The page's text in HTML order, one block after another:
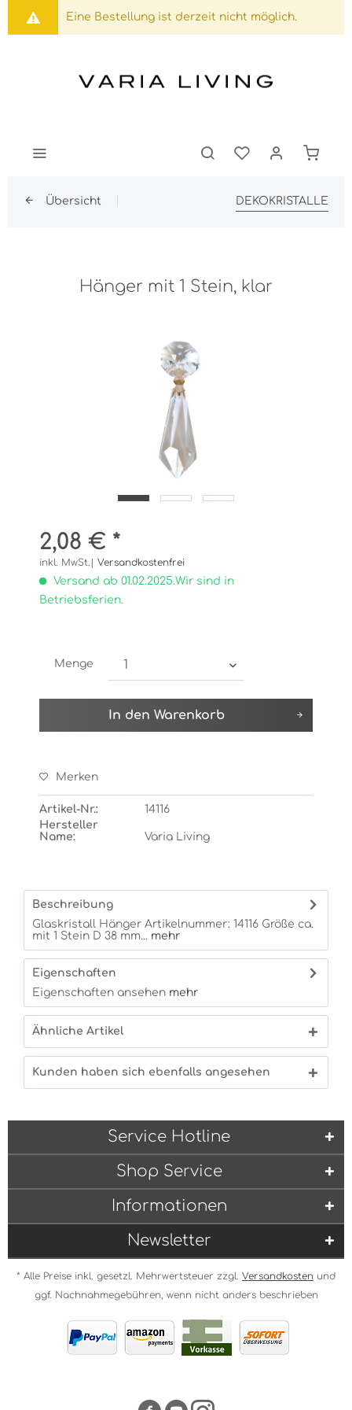
Eine Bestellung ist derzeit nicht möglich.
Übersicht DEKOKRISTALLE
Hänger mit 1 Stein, klar
2,08 € *
inkl. MwSt.| Versandkostenfrei
Versand ab 01.02.2025.Wir sind in
Betriebsferien.
Menge
In den Warenkorb
Merken
Artikel-Nr.:
14116
Hersteller
Name:
Varia Living
Beschreibung
Glaskristall Hänger Artikelnummer: 14116 Größe ca.
mit 1 Stein D 38 mm... mehr
Eigenschaften
Eigenschaften ansehen mehr
Ähnliche Artikel
Kunden haben sich ebenfalls angesehen
Service Hotline
Shop Service
Informationen
Newsletter
* Alle Preise inkl. gesetzl. Mehrwertsteuer zzgl. Versandkosten und
ggf. Nachnahmegebühren, wenn nicht anders beschrieben